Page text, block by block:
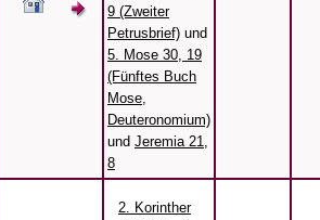
9 (Zweiter
Petrusbrief) und
5. Mose 30, 19
(Fünftes Buch
Mose,
Deuteronomium)
und Jeremia 21,
8
2. Korinther